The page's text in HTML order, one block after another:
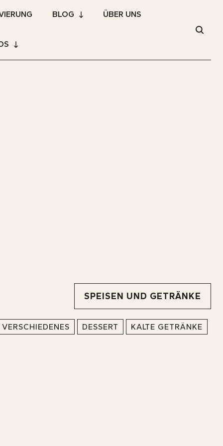
BLOG ÜBER UNS
SPEISEN UND GETRÄNKE
VERSCHIEDENES DESSERT
KALTE GETRÄNKE